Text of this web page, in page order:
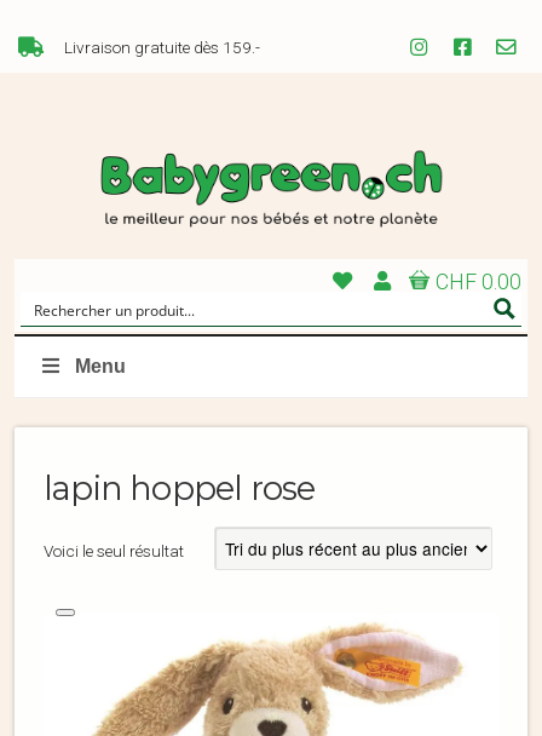
Livraison gratuite dès 159.-
CHF 0.00
Menu
lapin hoppel rose
Voici le seul résultat